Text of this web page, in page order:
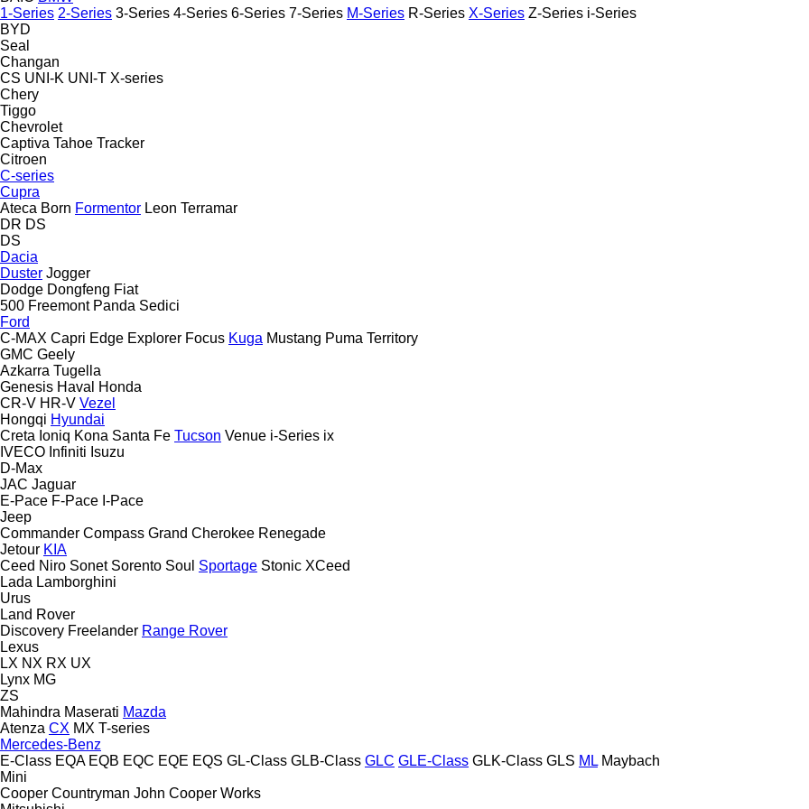
1-Series 2-Series 3-Series 4-Series 6-Series 7-Series M-Series R-Series X-Series Z-Series i-Series
BYD
Seal
Changan
CS UNI-K UNI-T X-series
Chery
Tiggo
Chevrolet
Captiva Tahoe Tracker
Citroen
C-series
Cupra
Ateca Born Formentor Leon Terramar
DR DS
DS
Dacia
Duster Jogger
Dodge Dongfeng Fiat
500 Freemont Panda Sedici
Ford
C-MAX Capri Edge Explorer Focus Kuga Mustang Puma Territory
GMC Geely
Azkarra Tugella
Genesis Haval
Honda
CR-V HR-V Vezel
Hongqi Hyundai
Creta Ioniq Kona Santa Fe Tucson Venue i-Series ix
IVECO Infiniti Isuzu
D-Max
JAC Jaguar
E-Pace F-Pace I-Pace
Jeep
Commander Compass Grand Cherokee Renegade
Jetour KIA
Ceed Niro Sonet Sorento Soul Sportage Stonic XCeed
Lada Lamborghini
Urus
Land Rover
Discovery Freelander Range Rover
Lexus
LX NX RX UX
Lynx MG
ZS
Mahindra Maserati Mazda
Atenza CX MX T-series
Mercedes-Benz
E-Class EQA EQB EQC EQE EQS GL-Class GLB-Class GLC GLE-Class GLK-Class GLS ML Maybach
Mini
Cooper Countryman John Cooper Works